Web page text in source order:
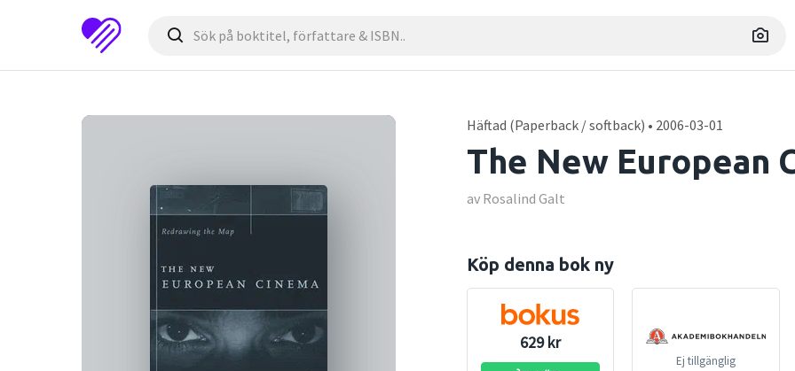
Häftad (Paperback / softback) • 2006-03-01
The New European
av Rosalind Galt
Köp denna bok ny
629 kr
Ej tillgänglig